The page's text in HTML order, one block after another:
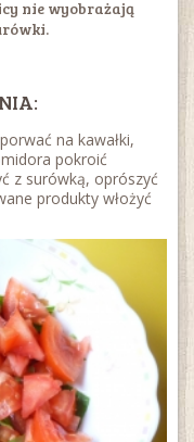
nie wyobrażają
na kawałki,
pokroić
z surówką, oprószyć
produkty włożyć